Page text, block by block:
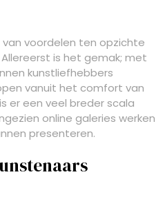
voordelen ten opzichte
is het gemak; met
kunstliefhebbers
vanuit het comfort van
er een veel breder scala
online galeries werken
presenteren.